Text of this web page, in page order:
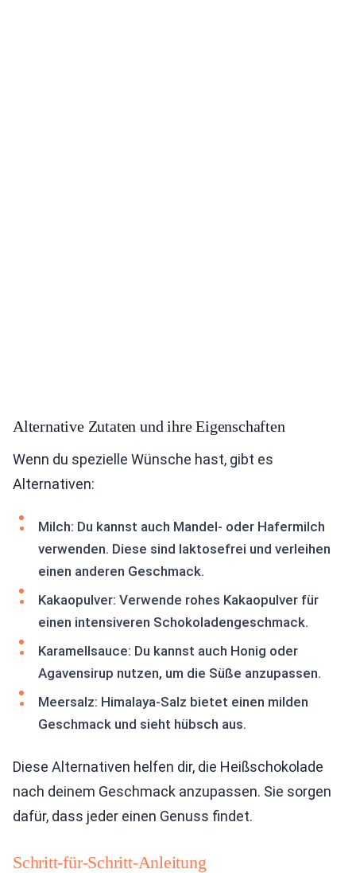
Alternative Zutaten und ihre Eigenschaften
Wenn du spezielle Wünsche hast, gibt es
Alternativen:
Milch: Du kannst auch Mandel- oder Hafermilch
verwenden. Diese sind laktosefrei und verleihen
einen anderen Geschmack.
Kakaopulver: Verwende rohes Kakaopulver für
einen intensiveren Schokoladengeschmack.
Karamellsauce: Du kannst auch Honig oder
Agavensirup nutzen, um die Süße anzupassen.
Meersalz: Himalaya-Salz bietet einen milden
Geschmack und sieht hübsch aus.
Diese Alternativen helfen dir, die Heißschokolade
nach deinem Geschmack anzupassen. Sie sorgen
dafür, dass jeder einen Genuss findet.
Schritt-für-Schritt-Anleitung